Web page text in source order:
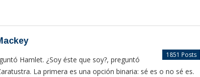
1851 Posts
Hamlet. ¿Soy éste que soy?, preguntó
La primera es una opción binaria: sé es o no sé es.